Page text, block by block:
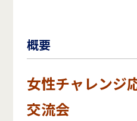
概要
女性チャレンジ
交流会